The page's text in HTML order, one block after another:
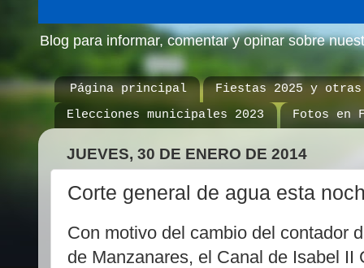
Blog para informar, comentar y opinar sobre
Página principal
Fiestas 2025 y otras
Elecciones municipales 2023
Fotos en
JUEVES, 30 DE ENERO DE 2014
Corte general de agua esta
Con motivo del cambio del contador
de Manzanares, el Canal de Isabel II